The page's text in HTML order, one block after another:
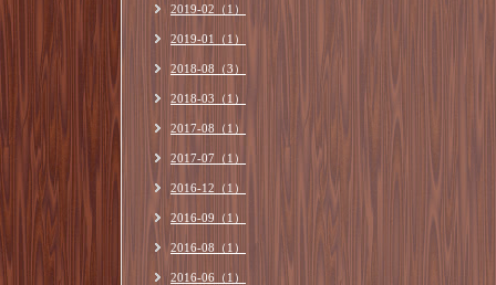
2019-02（1）
2019-01（1）
2018-08（3）
2018-03（1）
2017-08（1）
2017-07（1）
2016-12（1）
2016-09（1）
2016-08（1）
2016-06（1）